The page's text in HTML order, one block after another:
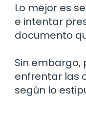
Lo mejor es
e intentar
documento
Sin
enfrentar las
según lo